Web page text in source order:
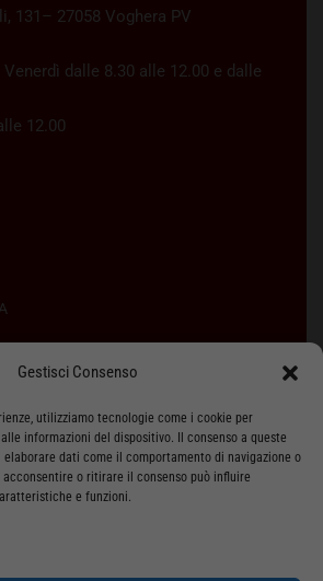
Gestisci Consenso
utilizziamo tecnologie come i cookie per
informazioni del dispositivo. Il consenso a queste
dati come il comportamento di navigazione o
acconsentire o ritirare il consenso può influire
e funzioni.
131– 27058 Voghera PV
dalle 8.30 alle 12.00 e dalle
12.00